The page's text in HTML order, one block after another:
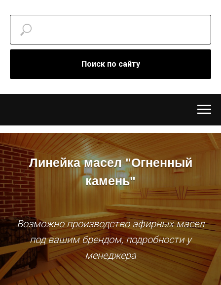
Поиск по сайту
Линейка масел "Огненный
камень"
Возможно производство эфирных масел
под вашим брендом, подробности у
менеджера